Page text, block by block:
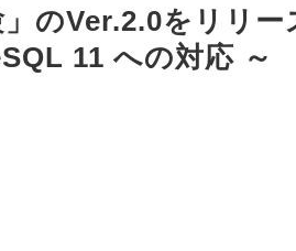
11 への対応 ～